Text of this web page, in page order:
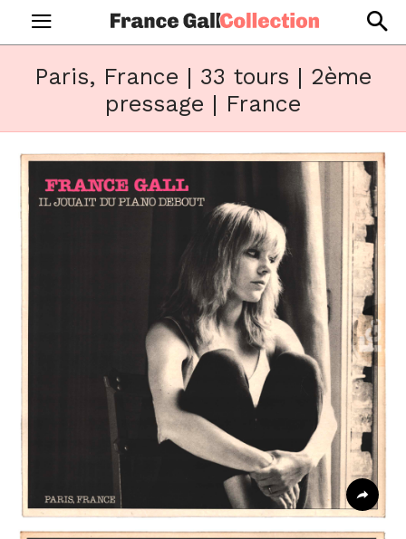
Paris, France | 33 tours | 2ème
pressage | France